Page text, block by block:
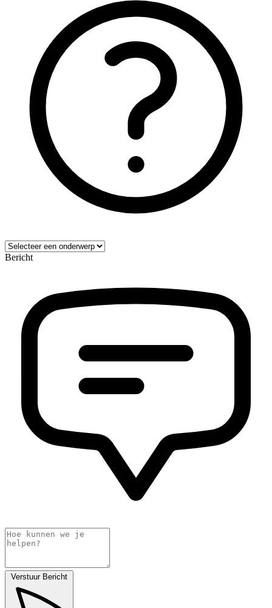
Bericht
Verstuur Bericht